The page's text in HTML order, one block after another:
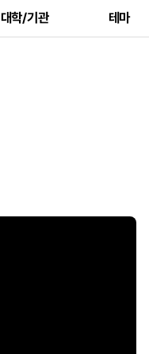
대학/기관 테마